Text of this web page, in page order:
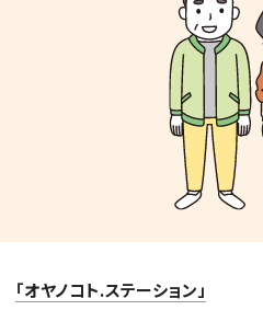
「オヤノコト.ステーション」